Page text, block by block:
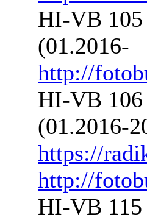
HI-VB 105
(01.2016-
http://
HI-VB 106
(01.2016-
https://
http://
HI-VB 115